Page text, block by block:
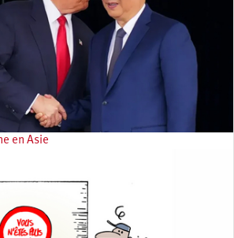
en Asie